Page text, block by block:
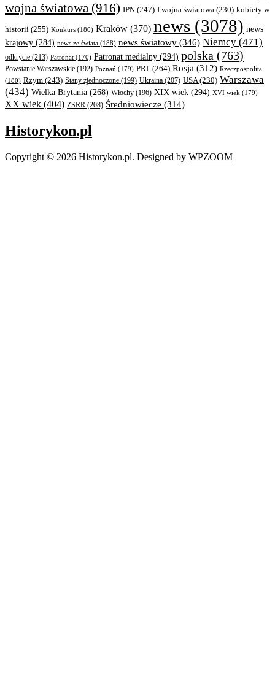
wojna światowa (916) IPN (247) I wojna światowa (230) kobiety w
historii (255) Konkurs (180) Kraków (370) news (3078) news
krajowy (284) news ze świata (188) news światowy (346) Niemcy (471)
odkrycie (213) Patronat (170) Patronat medialny (294) polska (763)
Powstanie Warszawskie (192) Poznań (179) PRL(264) Rosja (312) Rzeczpospolita
(180) Rzym (243) Stany zjednoczone (199) Ukraina (207) USA(230) Warszawa
(434) Wielka Brytania (268) Włochy (196) XIX wiek (294) XVI wiek (179)
XX wiek (404) ZSRR (208) Średniowiecze (314)
Historykon.pl
Copyright © 2026 Historykon.pl. Designed by WPZOOM